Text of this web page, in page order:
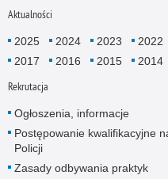
Aktualności
2025 2024 2023 2022
2017
2016 2015 2014
Rekrutacja
Ogłoszenia, informacje
Postępowanie kwalifikacyjne
Policji
Zasady odbywania praktyk